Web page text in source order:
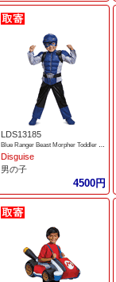
LDS13185
Blue Ranger Beast Morpher Toddler Muscle Costume
Disguise
男の子
4500円